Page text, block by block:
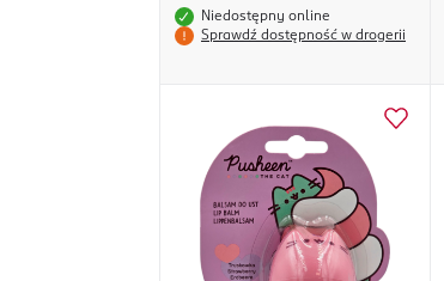
Niedostępny online
Sprawdź dostępność w drogerii